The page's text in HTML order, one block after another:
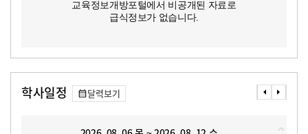
교육정보개방포털에서 비공개된 자료로
급식정보가 없습니다.
학사일정 달력보기